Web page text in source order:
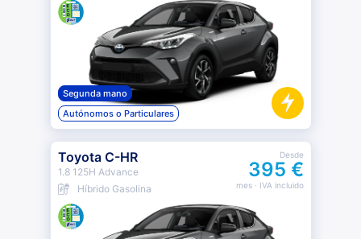
Segunda mano
Autónomos o Particulares
Toyota C-HR
1.8 125H Advance
Híbrido Gasolina
Desde
395 €
mes· IVA incluido